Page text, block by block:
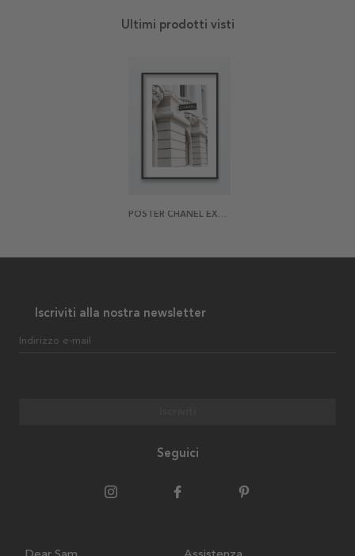
Ultimi prodotti visti
POSTER CHANEL EXTERIOR
Iscriviti alla nostra newsletter
Indirizzo e-mail
Seguici